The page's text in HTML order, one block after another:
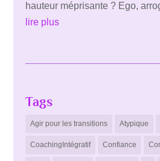
hauteur méprisante ? Ego,
lire plus
Tags
Agir pour les transitions Atypique
CoachingIntégratif Confiance